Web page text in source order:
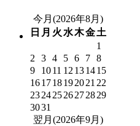
今月(2026年8月)
日 月 火 水木金土
1
2
3 4 5 6 7 8
9
1011 12 131415
161718192021 22
23242526272829
3031
翌月(2026年9月)